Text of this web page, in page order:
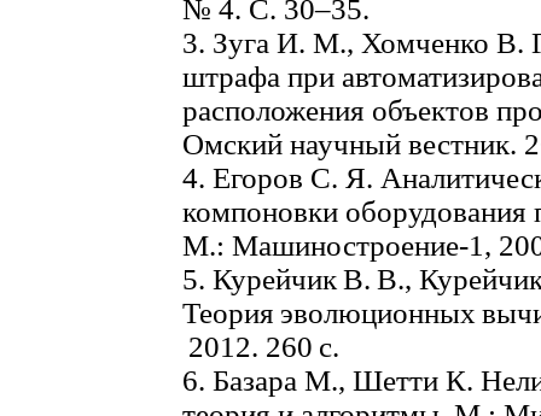
№ 4. С. 30–35.
3. Зуга И. М., Хомченко В.
штрафа при
расположения объектов
Омский научный вестник.
4. Егоров С. Я.
компоновки
М.: Машиностроение-1,
5. Курейчик В. В.,
Теория эволюционных
2012. 260 с.
6. Базара М., Шетти К.